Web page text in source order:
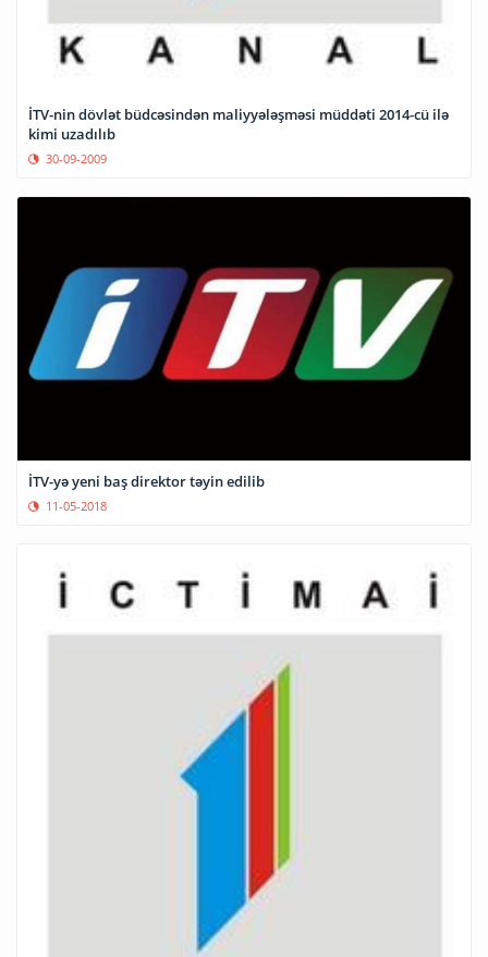
İTV-nin dövlət büdcəsindən maliyyələşməsi müddəti 2014-cü ilə
kimi uzadılıb
30-09-2009
İTV-yə yeni baş direktor təyin edilib
11-05-2018